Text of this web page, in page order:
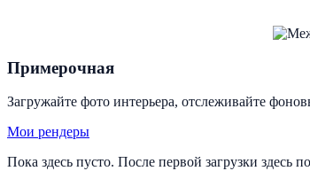
Примерочная
Загружайте фото интерьера, отслеживайте
Мои рендеры
Пока здесь пусто. После первой загрузки здесь